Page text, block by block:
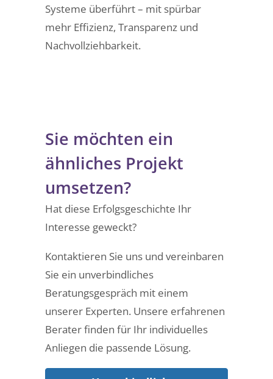
Systeme überführt – mit spürbar
mehr Effizienz, Transparenz und
Nachvollziehbarkeit.
Sie möchten ein
ähnliches Projekt
umsetzen?
Hat diese Erfolgsgeschichte Ihr
Interesse geweckt?
Kontaktieren Sie uns und vereinbaren
Sie ein unverbindliches
Beratungsgespräch mit einem
unserer Experten. Unsere erfahrenen
Berater finden für Ihr individuelles
Anliegen die passende Lösung.